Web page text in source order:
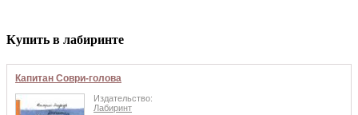
Купить в лабиринте
Капитан Соври-голова
Издательство:
Лабиринт